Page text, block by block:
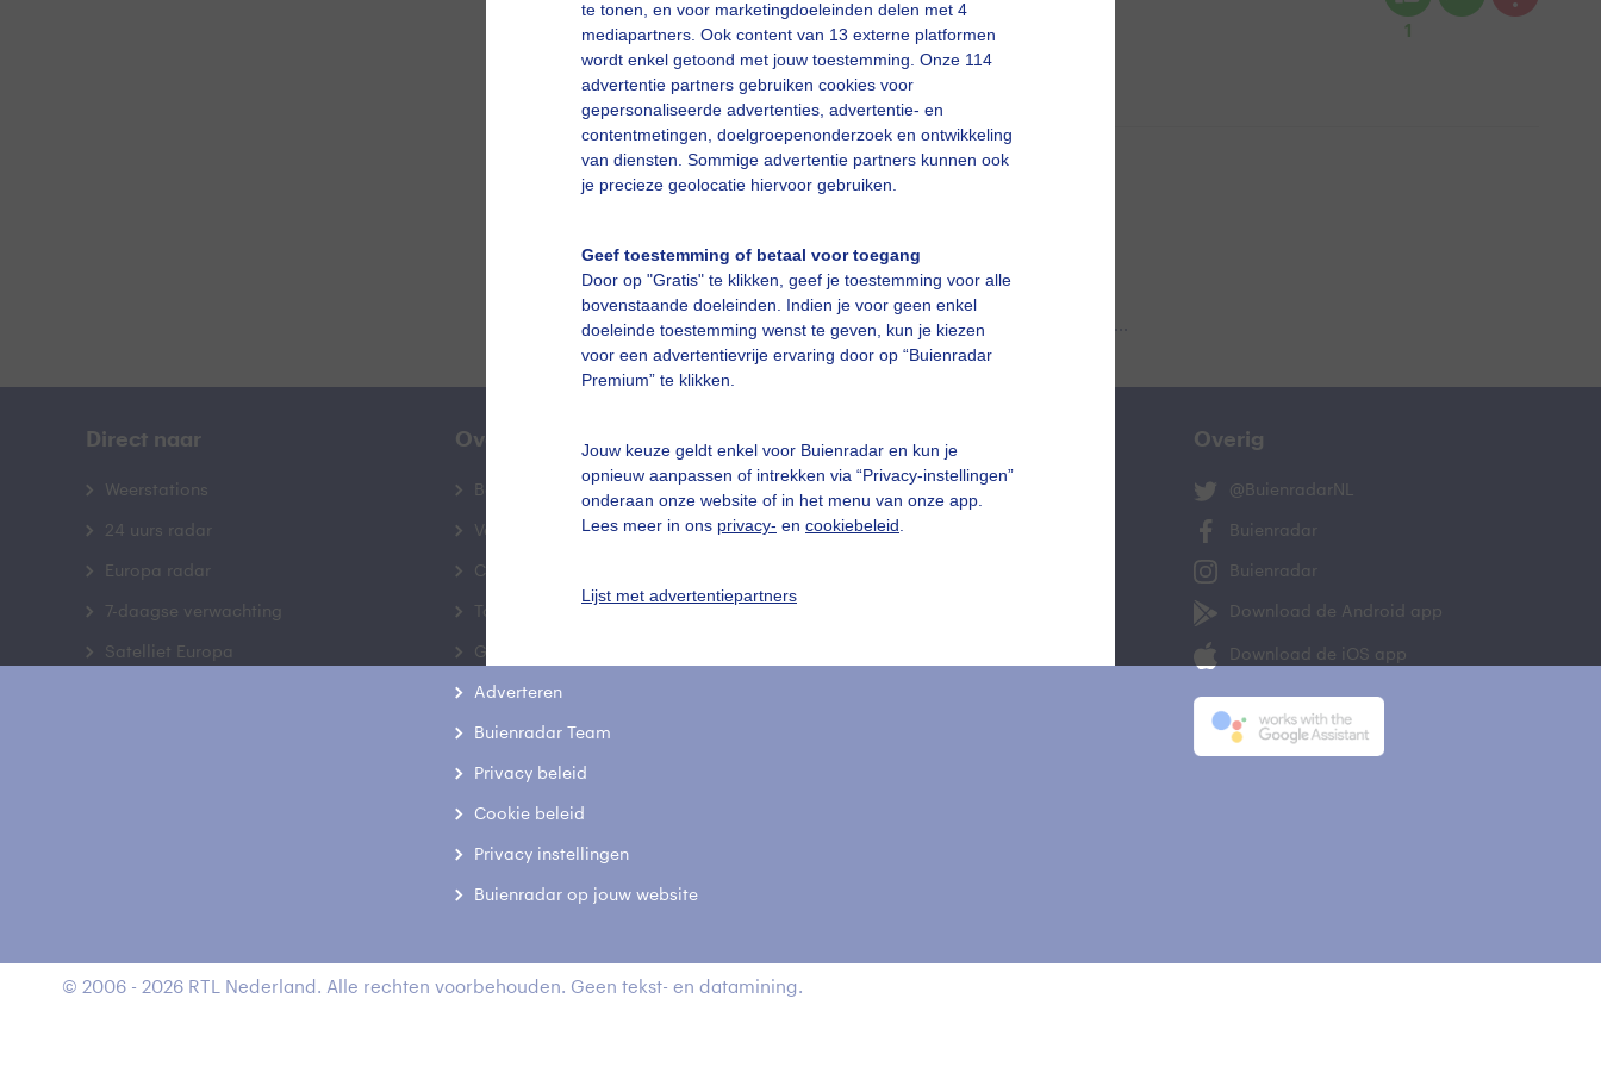
te tonen, en voor marketingdoeleinden delen met 4
mediapartners. Ook content van 13 externe platformen
wordt enkel getoond met jouw toestemming. Onze 114
advertentie partners gebruiken cookies voor
gepersonaliseerde advertenties, advertentie- en
contentmetingen, doelgroepenonderzoek en ontwikkeling
van diensten. Sommige advertentie partners kunnen ook
je precieze geolocatie hiervoor gebruiken.
Geef toestemming of betaal voor toegang
Door op "Gratis" te klikken, geef je toestemming voor alle
bovenstaande doeleinden. Indien je voor geen enkel
doeleinde toestemming wenst te geven, kun je kiezen
voor een advertentievrije ervaring door op “Buienradar
Premium” te klikken.
Jouw keuze geldt enkel voor Buienradar en kun je
opnieuw aanpassen of intrekken via “Privacy-instellingen”
onderaan onze website of in het menu van onze app.
Lees meer in ons privacy- en cookiebeleid
Lijst met advertentiepartners
1
Lente
Bekijk slideshow
Een moment geduld aub...
Direct naar
Weerstations
24 uurs radar
Europa radar
7-daagse verwachting
Satelliet Europa
Over Buienradar
Bedrijfsgegevens
Veelgestelde vragen
Contact
Toegankelijkheid
Gebruikersvoorwaarden
Adverteren
Buienradar Team
Privacy beleid
Cookie beleid
Privacy instellingen
Buienradar op jouw website
Mijn weer Overig
@BuienradarNL
Buienradar
Buienradar
Download de Android app
Download de iOS app
© 2006 - 2026 RTL Nederland. Alle rechten voorbehouden. Geen tekst- en datamining.